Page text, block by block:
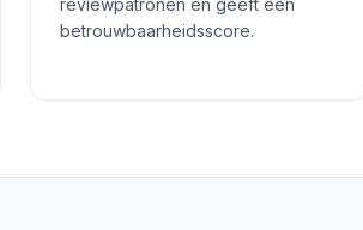
reviewpatronen en geeft een
betrouwbaarheidsscore.